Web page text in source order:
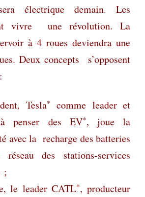
électrique demain. Les
vivre une révolution. La
à 4 roues deviendra une
Deux concepts s’opposent
Tesla*
comme leader et
penser des EV*, joue la
avec la recharge des batteries
des stations-services
;
le leader CATL*, producteur